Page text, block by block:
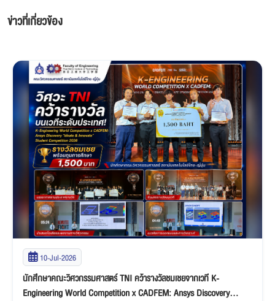
ข่าวที่เกี่ยวข้อง
03-Jul-2026
ขอแสดงความยินดีกับนักศึกษา ACS LAB คณะวิศวกรรมศาสตร์ TNI คว้า
ทุนศึกษาต่อปริญญาโท-เอกเต็มจำนวน ณ ประเทศญี่ปุ่น